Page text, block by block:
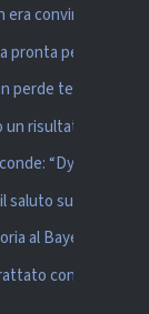
convinto.
pronta per il ritiro?
perde tempo:
un risultato
“Dybala?
saluto sui social e la
al Bayern è
con